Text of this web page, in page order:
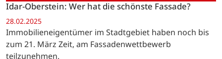
Idar-Oberstein: Wer hat die schönste Fassade?
28.02.2025
Immobilieneigentümer im Stadtgebiet haben noch bis
zum 21. März Zeit, am Fassadenwettbewerb
teilzunehmen.